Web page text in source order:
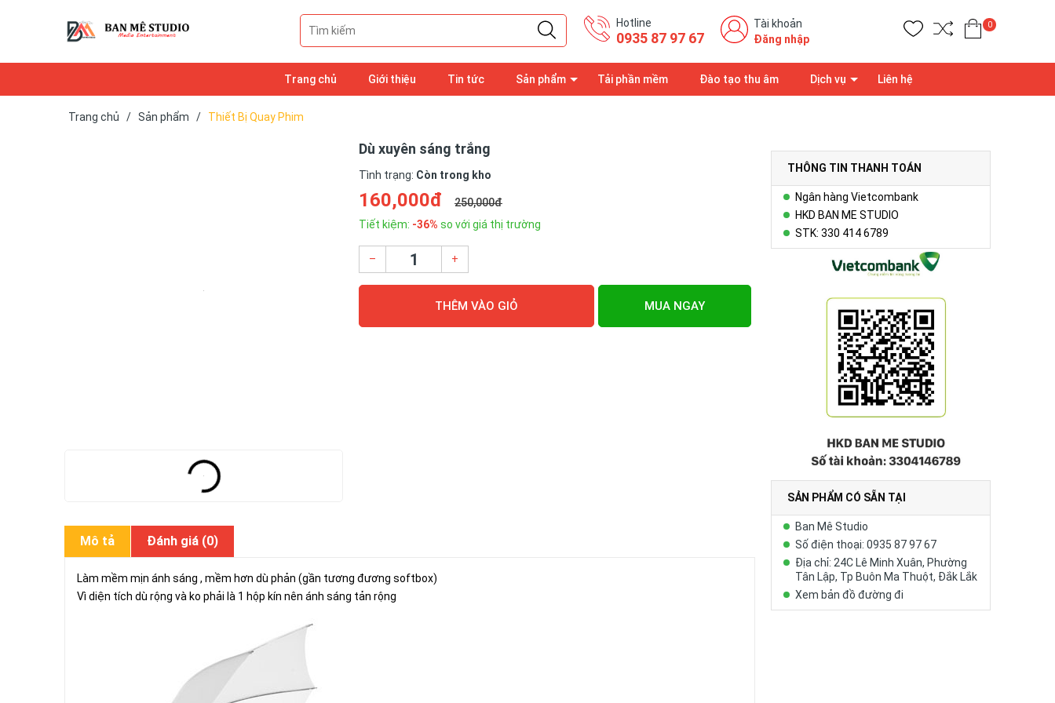
Hotline
0935 87 97 67
Tài khoản
Đăng nhập
0
Trang chủ Giới thiệu Tin tức Sản phẩm Tải phần mềm Đào tạo thu âm Dịch vụ Liên hệ
Trang chủ / Sản phẩm / Thiết Bị Quay Phim
Dù xuyên sáng trắng
Tình trạng: Còn trong kho
160,000đ
250,000đ
Tiết kiệm: -36% so với giá thị trường
– +
THÊM VÀO GIỎ MUA NGAY
Mô tả Đánh giá (0)
Làm mềm mịn ánh sáng , mềm hơn dù phản (gần tương đương softbox)
Vì diện tích dù rộng và ko phải là 1 hộp kín nên ánh sáng tản rộng
THÔNG TIN THANH TOÁN
Ngân hàng Vietcombank
HKD BAN ME STUDIO
STK: 330 414 6789
SẢN PHẨM CÓ SẴN TẠI
Ban Mê Studio
Số điện thoại: 0935 87 97 67
Địa chỉ: 24C Lê Minh Xuân, Phường
Tân Lập, Tp Buôn Ma Thuột, Đắk Lắk
Xem bản đồ đường đi